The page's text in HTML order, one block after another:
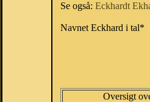
Se også: Eckhardt
Navnet Eckhard i tal*
Oversigt